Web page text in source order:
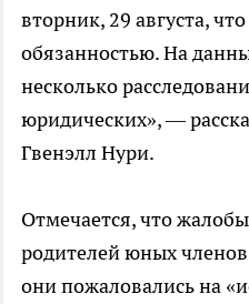
вторник, 29 августа,
обязанностью. На
несколько
юридических», —
Гвенэлл Нури.
Отмечается, что
родителей юных членов
они пожаловались на